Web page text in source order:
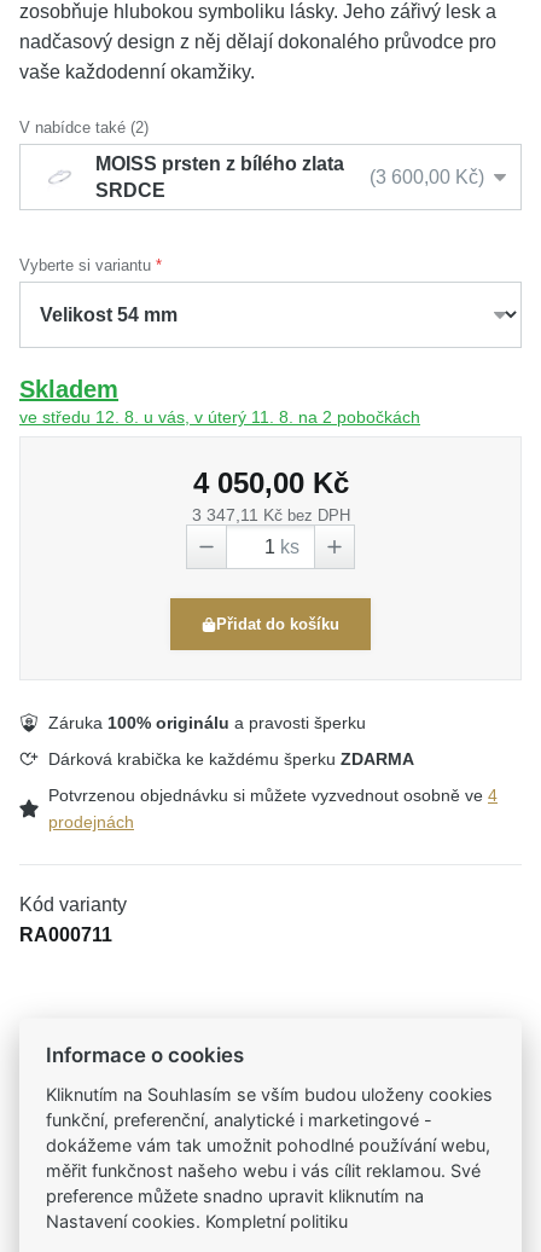
zosobňuje hlubokou symboliku lásky. Jeho zářivý lesk a
nadčasový design z něj dělají dokonalého průvodce pro
vaše každodenní okamžiky.
V nabídce také (2)
MOISS prsten z bílého zlata
SRDCE
3 600,00 Kč
Vyberte si variantu
Skladem
ve středu 12. 8. u vás, v úterý 11. 8. na 2 pobočkách
4 050,00 Kč
3 347,11 Kč bez DPH
ks
Přidat do košíku
Záruka 100% originálu a pravosti šperku
Dárková krabička ke každému šperku ZDARMA
Potvrzenou objednávku si můžete vyzvednout osobně ve 4
prodejnách
Kód varianty
RA000711
Už od roku 2001 jsme součástí vašich příběhů
Široký výběr produktů
Na našem e-shopu máte výběr z tisíců šperků
Garance vysoké kvality
Informace o cookies
Kliknutím na Souhlasím se vším budou uloženy cookies
funkční, preferenční, analytické i marketingové -
dokážeme vám tak umožnit pohodlné používání webu,
měřit funkčnost našeho webu i vás cílit reklamou. Své
preference můžete snadno upravit kliknutím na
Nastavení cookies. Kompletní politiku